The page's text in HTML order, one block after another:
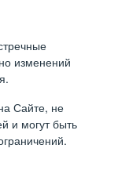
изменений
Сайте, не
и могут быть